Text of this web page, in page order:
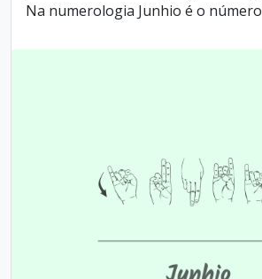
Na numerologia Junhio é o número